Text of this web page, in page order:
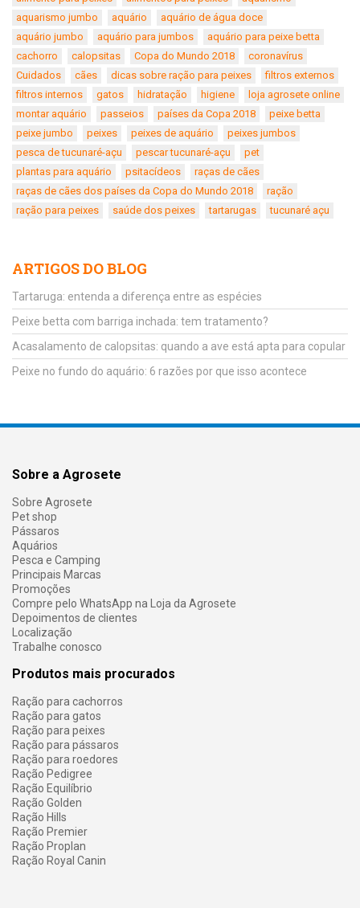
aquarismo jumbo
aquário
aquário de água doce
aquário jumbo
aquário para jumbos
aquário para peixe betta
cachorro
calopsitas Copa do Mundo 2018
coronavírus
Cuidados
cães dicas sobre ração para peixes
filtros externos
filtros internos
gatos hidratação higiene
loja agrosete online
montar aquário
passeios países da Copa 2018
peixe betta
peixe jumbo
peixes peixes de aquário
peixes jumbos
pesca de tucunaré-açu
pescar tucunaré-açu
pet
plantas para aquário
psitacídeos
raças de cães
raças de cães dos países da Copa do Mundo 2018
ração
ração para peixes
saúde dos peixes tartarugas tucunaré açu
ARTIGOS DO BLOG
Tartaruga: entenda a diferença entre as espécies
Peixe betta com barriga inchada: tem tratamento?
Acasalamento de calopsitas: quando a ave está apta para copular
Peixe no fundo do aquário: 6 razões por que isso acontece
Sobre a Agrosete
Sobre Agrosete
Pet shop
Pássaros
Aquários
Pesca e Camping
Principais Marcas
Promoções
Compre pelo WhatsApp na Loja da Agrosete
Depoimentos de clientes
Localização
Trabalhe conosco
Produtos mais procurados
Ração para cachorros
Ração para gatos
Ração para peixes
Ração para pássaros
Ração para roedores
Ração Pedigree
Ração Equilíbrio
Ração Golden
Ração Hills
Ração Premier
Ração Proplan
Ração Royal Canin